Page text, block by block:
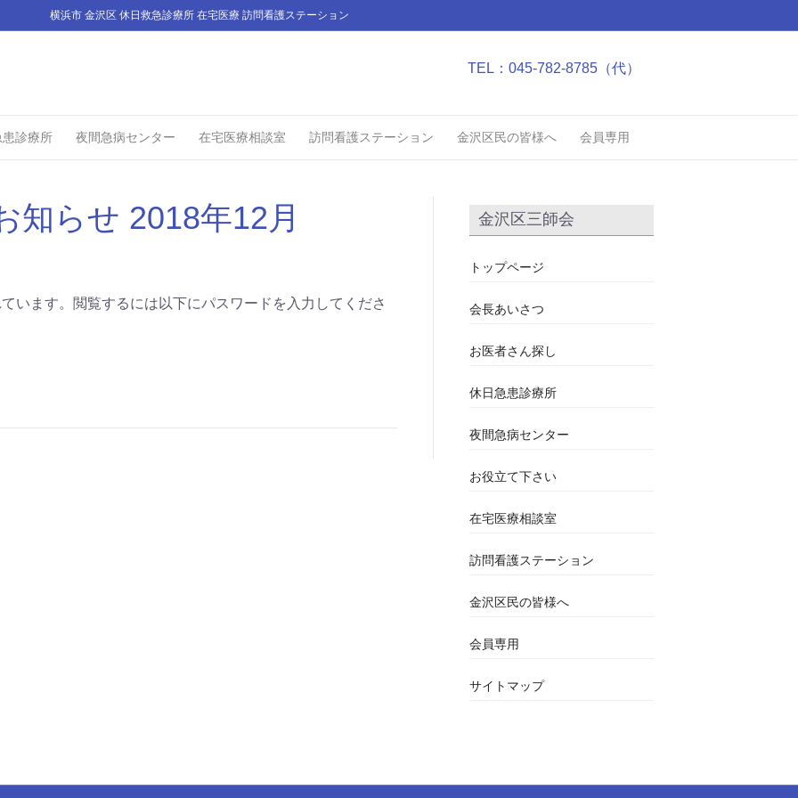
横浜市 金沢区 休日救急診療所 在宅医療 訪問看護ステーション
TEL：045-782-8785（代）
診療所 夜間急病センター 在宅医療相談室 訪問看護ステーション 金沢区民の皆様へ 会員専用
知らせ 2018年12月
います。閲覧するには以下にパスワードを入力してくださ
金沢区三師会
トップページ
会長あいさつ
お医者さん探し
休日急患診療所
夜間急病センター
お役立て下さい
在宅医療相談室
訪問看護ステーション
金沢区民の皆様へ
会員専用
サイトマップ